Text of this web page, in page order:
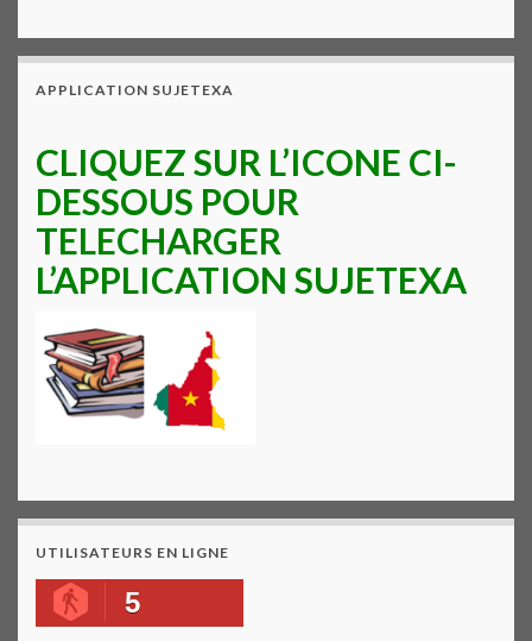
APPLICATION SUJETEXA
CLIQUEZ SUR L’ICONE CI-
DESSOUS POUR
TELECHARGER
L’APPLICATION SUJETEXA
UTILISATEURS EN LIGNE
5